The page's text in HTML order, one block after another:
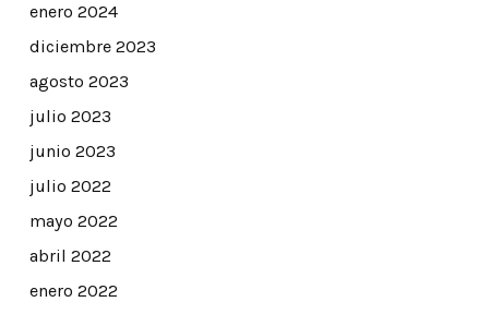
enero 2024
diciembre 2023
agosto 2023
julio 2023
junio 2023
julio 2022
mayo 2022
abril 2022
enero 2022